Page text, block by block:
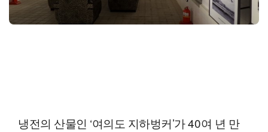
냉전의 산물인 ‘여의도 지하벙커’가 40여 년 만